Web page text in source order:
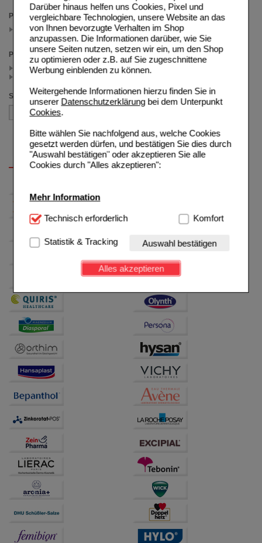
Darüber hinaus helfen uns Cookies, Pixel und
vergleichbare Technologien, unsere Website an das
von Ihnen bevorzugte Verhalten im Shop
anzupassen. Die Informationen darüber, wie Sie
unsere Seiten nutzen, setzen wir ein, um den Shop
zu optimieren oder z.B. auf Sie zugeschnittene
Werbung einblenden zu können.
Weitergehende Informationen hierzu finden Sie in
unserer Datenschutzerklärungbei dem Unterpunkt
Cookies.
Bitte wählen Sie nachfolgend aus, welche Cookies
gesetzt werden dürfen, und bestätigen Sie dies durch
"Auswahl bestätigen" oder akzeptieren Sie alle
Cookies durch "Alles akzeptieren":
Mehr Information
Technisch Notwendig:Hierbei handelt es sich um
Website notwendig sind (z.B. Navigation, Warenkorb,
Kundenkonto), weshalb auf diese nicht verzichtet
werden kann.
Einkaufserlebnis noch ansprechender zu gestalten,
beispielsweise für die Wiedererkennung des
Verhaltensweisen (z.B. Spracheinstellung)
anzupassen. Komfort-Cookies ermöglichen es uns
auch auf Ihre Bedürfnisse zugeschrittene Inhalte
anzuzeigen und unser Partnerprogramm zu
betreiben.
Hierüber lassen sich
Informationen über die Art und Weise der Nutzung
Website weiter für Sie optimieren können, den Inhalt
Drittseiten möglichst relevant für Sie zu gestalten.
Bitte beachten Sie, dass Daten hierfür teilweise an
Dritte wie z.B. Google oder soziale Medien
übertragen werden.
Technisch erforderlich Komfort
Statistik & Tracking Auswahl bestätigen
Alles akzeptieren
Packungsgröße
2 St
(auswahl entfernen)
Preis
< 12.50 (2)
Sortieren nach